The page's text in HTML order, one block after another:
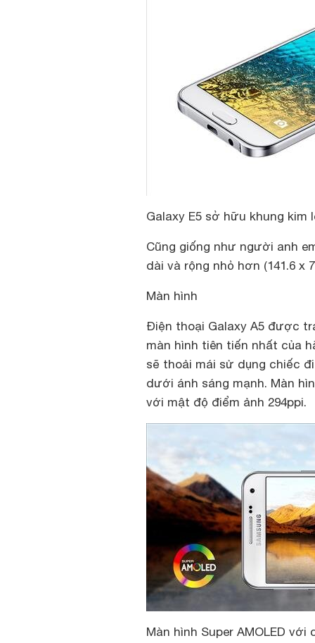
Galaxy E5 sở hữu khung kim
Cũng giống như người anh
dài và rộng nhỏ hơn (141.6 x
Màn hình
Điện thoại Galaxy A5 được
màn hình tiên tiến nhất của
sẽ thoải mái sử dụng chiếc
dưới ánh sáng mạnh. Màn
với mật độ điểm ảnh 294ppi.
Màn hình Super AMOLED